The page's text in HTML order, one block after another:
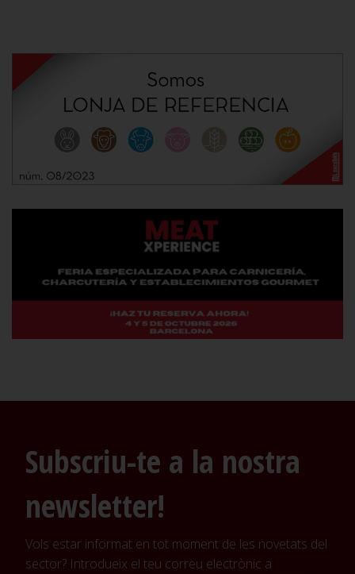
Subscriu-te a la nostra
newsletter!
Vols estar informat en tot moment de les novetats del
sector? Introdueix el teu correu electrònic a